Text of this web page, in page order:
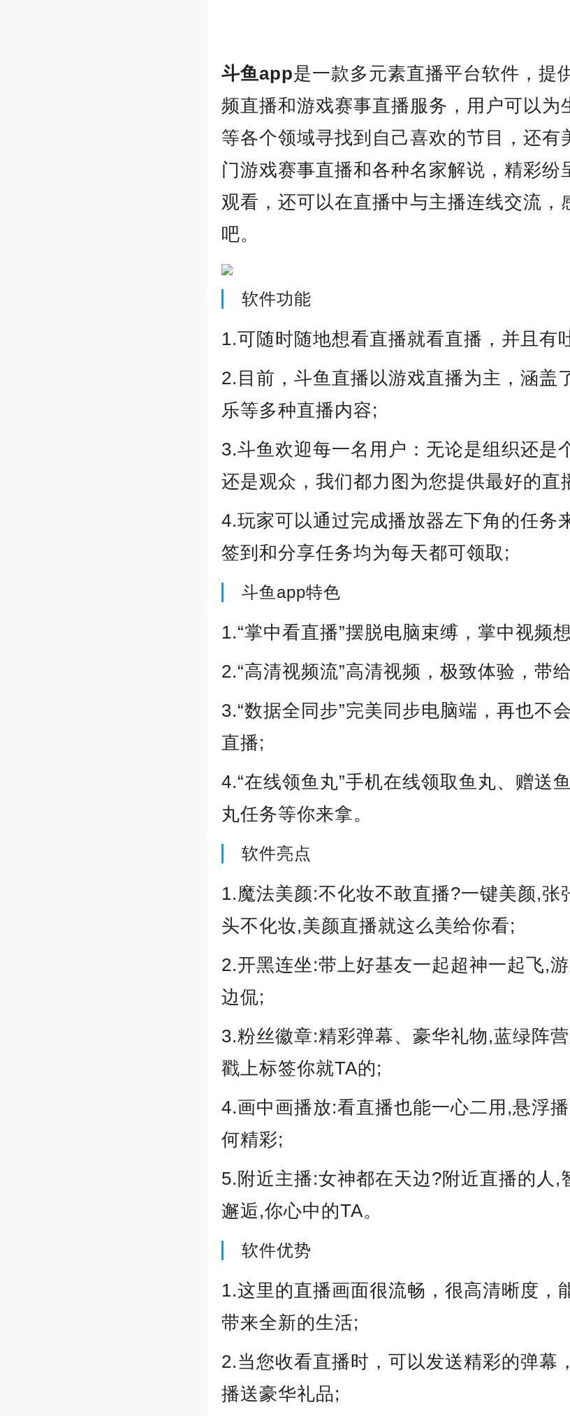
斗鱼app是一款多元素直播平台软件，提
频直播和游戏赛事直播服务，用户可以为
等各个领域寻找到自己喜欢的节目，还有
门游戏赛事直播和各种名家解说，精彩纷
观看，还可以在直播中与主播连线交流，
吧。
软件功能
1.可随时随地想看直播就看直播，并且有
2.目前，斗鱼直播以游戏直播为主，涵盖
乐等多种直播内容;
3.斗鱼欢迎每一名用户：无论是组织还是
还是观众，我们都力图为您提供最好的直
4.玩家可以通过完成播放器左下角的任务
签到和分享任务均为每天都可领取;
斗鱼app特色
1.“掌中看直播”摆脱电脑束缚，掌中视频
2.“高清视频流”高清视频，极致体验，带
3.“数据全同步”完美同步电脑端，再也不
直播;
4.“在线领鱼丸”手机在线领取鱼丸、赠送
丸任务等你来拿。
软件亮点
1.魔法美颜:不化妆不敢直播?一键美颜,张
头不化妆,美颜直播就这么美给你看;
2.开黑连坐:带上好基友一起超神一起飞,
边侃;
3.粉丝徽章:精彩弹幕、豪华礼物,蓝绿阵
戳上标签你就TA的;
4.画中画播放:看直播也能一心二用,悬浮
何精彩;
5.附近主播:女神都在天边?附近直播的人,
邂逅,你心中的TA。
软件优势
1.这里的直播画面很流畅，很高清晰度，
带来全新的生活;
2.当您收看直播时，可以发送精彩的弹幕
播送豪华礼品;